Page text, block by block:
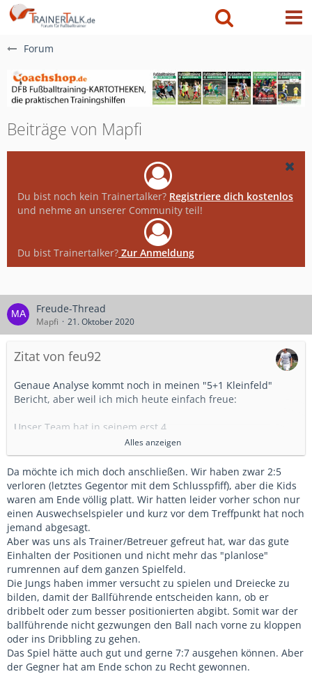
Forum
Beiträge von Mapfi
Du bist noch kein Trainertalker? Registriere dich kostenlos
und nehme an unserer Community teil!
Du bist Trainertalker? Zur Anmeldung
Freude-Thread
Mapfi 21. Oktober 2020
Zitat von feu92
Genaue Analyse kommt noch in meinen "5+1 Kleinfeld"
Bericht, aber weil ich mich heute einfach freue:
Unser Team hat in seinem erst 4
Spiel das mit Abstand beste Spiel gemacht, die vorgelegte
Taktik immer eingehalten und uns für unser Bemühen
belohnt und endlich aus dem Spiel heraus getroffen.
Ohne Ersatzspieler am Ende 3 Tore bekommen und 1:5
verloren, aber Ziel erreicht: ordentlich spielen und vor
allem: Spaß haben!
Ich denke, wenn man nach einem 1:5 ehrliche Freude
empfindet, muss man das hier posten (dürfen)
Alles anzeigen
Da möchte ich mich doch anschließen. Wir haben zwar 2:5
verloren (letztes Gegentor mit dem Schlusspfiff), aber die Kids
waren am Ende völlig platt. Wir hatten leider vorher schon nur
einen Auswechselspieler und kurz vor dem Treffpunkt hat noch
jemand abgesagt.
Aber was uns als Trainer/Betreuer gefreut hat, war das gute
Einhalten der Positionen und nicht mehr das "planlose"
rumrennen auf dem ganzen Spielfeld.
Die Jungs haben immer versucht zu spielen und Dreiecke zu
bilden, damit der Ballführende entscheiden kann, ob er
dribbelt oder zum besser positionierten abgibt. Somit war der
ballführende nicht gezwungen den Ball nach vorne zu kloppen
oder ins Dribbling zu gehen.
Das Spiel hätte auch gut und gerne 7:7 ausgehen können. Aber
der Gegner hat am Ende schon zu Recht gewonnen.